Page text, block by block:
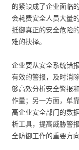
的紧缺成了企业面临
会耗费安全人员大量
抵御真正的安全危险
难的抉择。
企业要从安全系统错
有效的警报，及时消
够高效分析安全警报
作量；另一方面，单
高企业安全部门的数
析工具，提高威胁警
全防御工作的重要方向